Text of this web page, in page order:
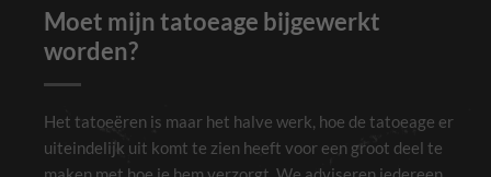
Moet mijn tatoeage bijgewerkt
worden?
Het tatoeëren is maar het halve werk, hoe de tatoeage er
uiteindelijk uit komt te zien heeft voor een groot deel te